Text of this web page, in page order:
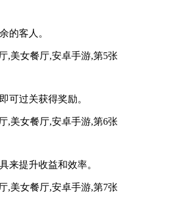
的客人。
可过关获得奖励。
来提升收益和效率。